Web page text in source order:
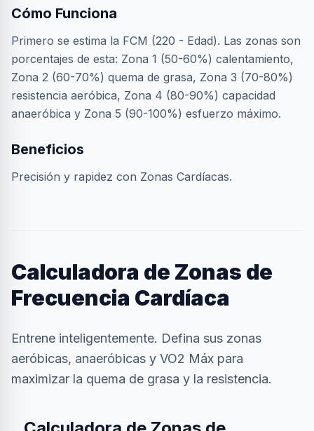
Cómo Funciona
Primero se estima la FCM (220 - Edad). Las zonas son
porcentajes de esta: Zona 1 (50-60%) calentamiento,
Zona 2 (60-70%) quema de grasa, Zona 3 (70-80%)
resistencia aeróbica, Zona 4 (80-90%) capacidad
anaeróbica y Zona 5 (90-100%) esfuerzo máximo.
Beneficios
Precisión y rapidez con Zonas Cardíacas.
Calculadora de Zonas de
Frecuencia Cardíaca
Entrene inteligentemente. Defina sus zonas
aeróbicas, anaeróbicas y VO2 Máx para
maximizar la quema de grasa y la resistencia.